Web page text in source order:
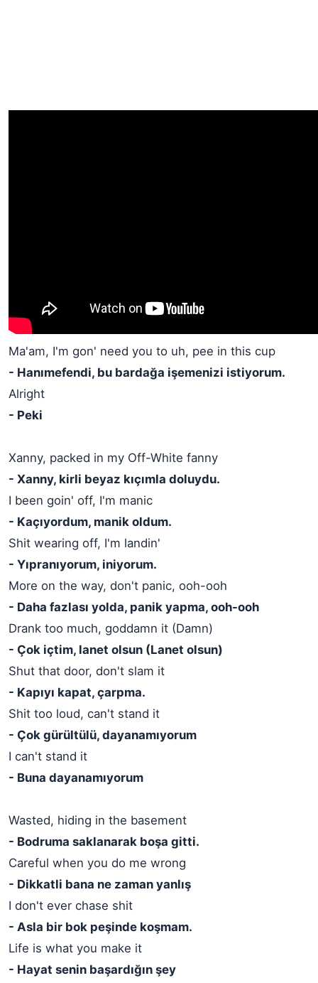
Ma'am, I'm gon' need you to uh, pee in this cup
- Hanımefendi, bu bardağa işemenizi istiyorum.
Alright
- Peki
Xanny, packed in my Off-White fanny
- Xanny, kirli beyaz kıçımla doluydu.
I been goin' off, I'm manic
- Kaçıyordum, manik oldum.
Shit wearing off, I'm landin'
- Yıpranıyorum, iniyorum.
More on the way, don't panic, ooh-ooh
- Daha fazlası yolda, panik yapma, ooh-ooh
Drank too much, goddamn it (Damn)
- Çok içtim, lanet olsun (Lanet olsun)
Shut that door, don't slam it
- Kapıyı kapat, çarpma.
Shit too loud, can't stand it
- Çok gürültülü, dayanamıyorum
I can't stand it
- Buna dayanamıyorum
Wasted, hiding in the basement
- Bodruma saklanarak boşa gitti.
Careful when you do me wrong
- Dikkatli bana ne zaman yanlış
I don't ever chase shit
- Asla bir bok peşinde koşmam.
Life is what you make it
- Hayat senin başardığın şey